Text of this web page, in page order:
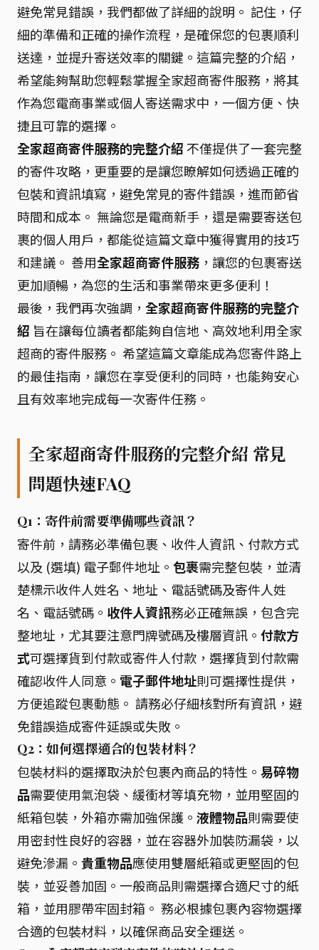
避免常見錯誤，我們都做了詳細的說明。 記住，仔
細的準備和正確的操作流程，是確保您的包裹順利
送達，並提升寄送效率的關鍵。這篇完整的介紹，
希望能夠幫助您輕鬆掌握全家超商寄件服務，將其
作為您電商事業或個人寄送需求中，一個方便、快
捷且可靠的選擇。
全家超商寄件服務的完整介紹不僅提供了一套完整
的寄件攻略，更重要的是讓您瞭解如何透過正確的
包裝和資訊填寫，避免常見的寄件錯誤，進而節省
時間和成本。 無論您是電商新手，還是需要寄送包
裹的個人用戶，都能從這篇文章中獲得實用的技巧
和建議。 善用全家超商寄件服務 ，讓您的包裹寄送
更加順暢，為您的生活和事業帶來更多便利！
最後，我們再次強調， 全家超商寄件服務的完整介
紹 旨在讓每位讀者都能夠自信地、高效地利用全家
超商的寄件服務。 希望這篇文章能成為您寄件路上
的最佳指南，讓您在享受便利的同時，也能夠安心
且有效率地完成每一次寄件任務。
全家超商寄件服務的完整介紹 常見
問題快速FAQ
Q1：寄件前需要準備哪些資訊？
寄件前，請務必準備包裹、收件人資訊、付款方式
以及 (選填) 電子郵件地址。 包裹需完整包裝，並清
楚標示收件人姓名、地址、電話號碼及寄件人姓
名、電話號碼。 收件人資訊務必正確無誤，包含完
整地址，尤其要注意門牌號碼及樓層資訊。 付款方
式可選擇貨到付款或寄件人付款，選擇貨到付款需
確認收件人同意。 電子郵件地址則可選擇性提供，
方便追蹤包裹動態。 請務必仔細核對所有資訊，避
免錯誤造成寄件延誤或失敗。
Q2：如何選擇適合的包裝材料？
包裝材料的選擇取決於包裹內商品的特性。 易碎物
品需要使用氣泡袋、緩衝材等填充物，並用堅固的
紙箱包裝，外箱亦需加強保護。 液體物品則需要使
用密封性良好的容器，並在容器外加裝防漏袋，以
避免滲漏。 貴重物品應使用雙層紙箱或更堅固的包
裝，並妥善加固。一般商品則需選擇合適尺寸的紙
箱，並用膠帶牢固封箱。 務必根據包裹內容物選擇
合適的包裝材料，以確保商品安全運送。